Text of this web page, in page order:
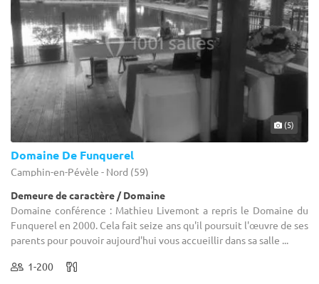
(5)
Domaine De Funquerel
Camphin-en-Pévèle - Nord (59)
Demeure de caractère / Domaine
Domaine conférence : Mathieu Livemont a repris le Domaine du
Funquerel en 2000. Cela fait seize ans qu'il poursuit l'œuvre de ses
parents pour pouvoir aujourd'hui vous accueillir dans sa salle ...
1-200